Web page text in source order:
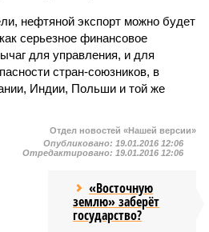
нефтяной экспорт можно будет
серьезное финансовое
для управления, и для
стран-союзников, в
Индии, Польши и той же
Отдел новостей «Нашей версии»
Опубликовано: 19.01.2016 12:06
Отредактировано: 19.01.2016 12:06
«Восточную
землю» заберёт
государство?